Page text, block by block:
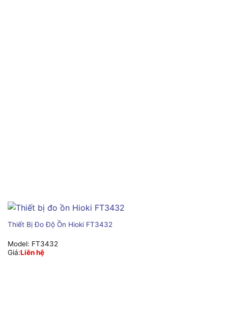
Thiết Bị Đo Độ Ồn Hioki FT3432
Model: FT3432
Giá:Liên hệ